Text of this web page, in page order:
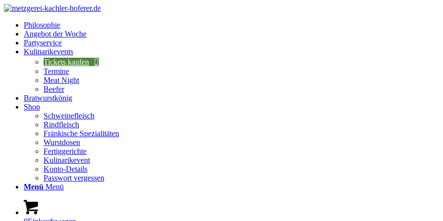
Philosophie
Angebot der Woche
Partyservice
Kulinarikevents
Tickets kaufen
Termine
Meat Night
Beefer
Bratwurstkönig
Shop
Schweinefleisch
Rindfleisch
Fränkische Spezialitäten
Wurstdosen
Fertiggerichte
Kulinarikevent
Konto-Details
Passwort vergessen
Menü Menü